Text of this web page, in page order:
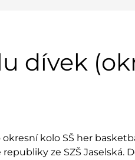
dívek
kolo SŠ her
ze SZŠ Jaselská.